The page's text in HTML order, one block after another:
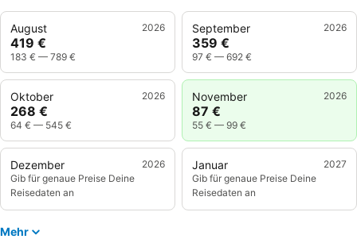
August 2026
419 €
183 € — 789 €
September 2026
359 €
97 € — 692 €
Oktober 2026
268 €
64 € — 545 €
November 2026
87 €
55 € — 99 €
Dezember
2026
Gib für genaue Preise Deine
Reisedaten an
Januar
2027
Gib für genaue Preise Deine
Reisedaten an
Mehr